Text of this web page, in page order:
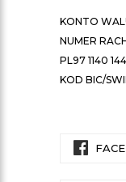
KONTO
NUMER
PL97 1140
KOD BIC/